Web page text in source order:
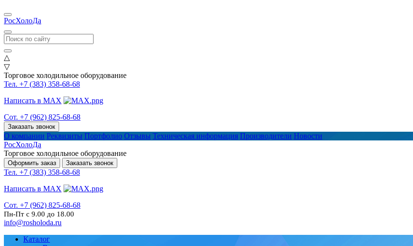
РосХолоДа
△
▽
Торговое холодильное оборудование
Тел. +7 (383) 358-68-68
Написать в MAX
Сот. +7 (962) 825-68-68
Заказать звонок
О компании Реквизиты Портфолио Отзывы Техническая информация Производители Новости
РосХолоДа
Торговое холодильное оборудование
Оформить заказ Заказать звонок
Тел. +7 (383) 358-68-68
Написать в MAX
Сот. +7 (962) 825-68-68
Пн-Пт с 9.00 до 18.00
info@rosholoda.ru
Каталог